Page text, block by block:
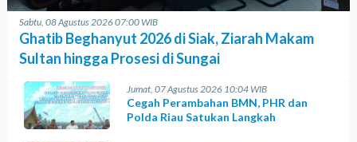
Sabtu, 08 Agustus 2026 07:00 WIB
Ghatib Beghanyut 2026 di Siak, Ziarah Makam
Sultan hingga Prosesi di Sungai
Jumat, 07 Agustus 2026 10:04 WIB
Cegah Perambahan BMN, PHR dan
Polda Riau Satukan Langkah